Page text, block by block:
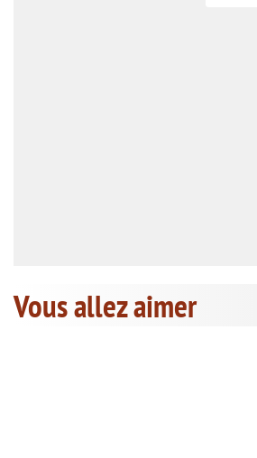
Vous allez aimer